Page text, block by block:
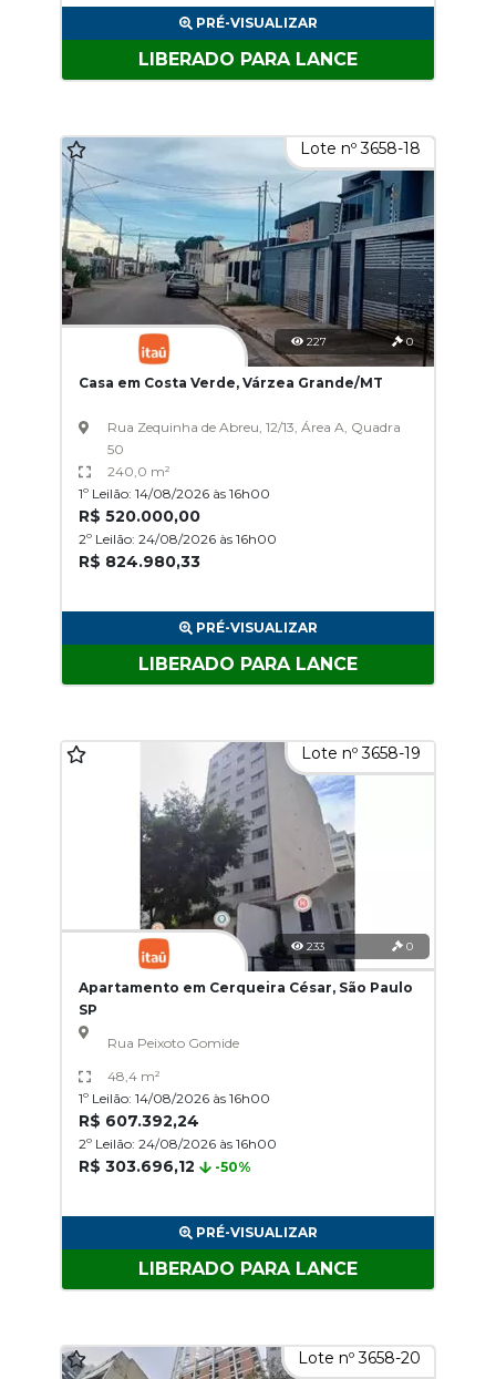
PRÉ-VISUALIZAR
LIBERADO PARA LANCE
Lote nº 3658-18
227 0
Casa em Costa Verde, Várzea Grande/MT
Rua Zequinha de Abreu, 12/13, Área A, Quadra
50
240,0 m²
1º Leilão: 14/08/2026 às 16h00
R$ 520.000,00
2º Leilão: 24/08/2026 às 16h00
R$ 824.980,33
PRÉ-VISUALIZAR
LIBERADO PARA LANCE
Lote nº 3658-19
233 0
Apartamento em Cerqueira César, São Paulo
SP
Rua Peixoto Gomide
48,4 m²
1º Leilão: 14/08/2026 às 16h00
R$ 607.392,24
2º Leilão: 24/08/2026 às 16h00
R$ 303.696,12 -50%
PRÉ-VISUALIZAR
LIBERADO PARA LANCE
Lote nº 3658-20